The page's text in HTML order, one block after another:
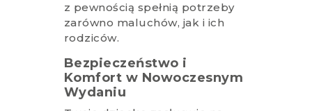
z pewnością spełnią potrzeby
zarówno maluchów, jak i ich
rodziców.
Bezpieczeństwo i
Komfort w Nowoczesnym
Wydaniu